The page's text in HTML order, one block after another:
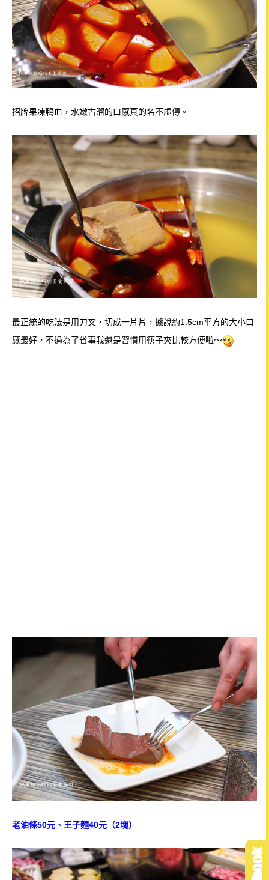
招牌果凍鴨血，水嫩古溜的口感真的名不虛傳。
最正統的吃法是用刀叉，切成一片片，據說約1.5cm平方的大小口
感最好，不過為了省事我還是習慣用筷子夾比較方便啦～
老油條50元、王子麵40元（2塊）